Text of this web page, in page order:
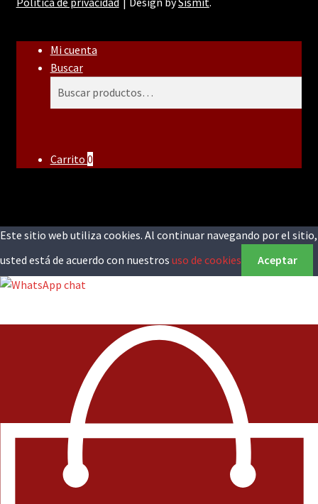
Mi cuenta
Buscar
Carrito 0
Este sitio web utiliza cookies. Al continuar navegando por el sitio,
usted está de acuerdo con nuestros uso de cookies Aceptar